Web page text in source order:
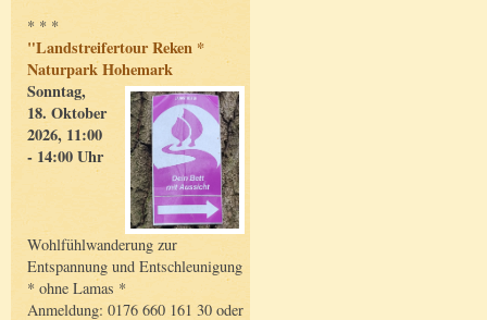
* * *
"Landstreifertour Reken *
Naturpark Hohemark
Sonntag,
18. Oktober
2026, 11:00
- 14:00 Uhr
Wohlfühlwanderung zur
Entspannung und Entschleunigung
* ohne Lamas *
Anmeldung: 0176 660 161 30 oder